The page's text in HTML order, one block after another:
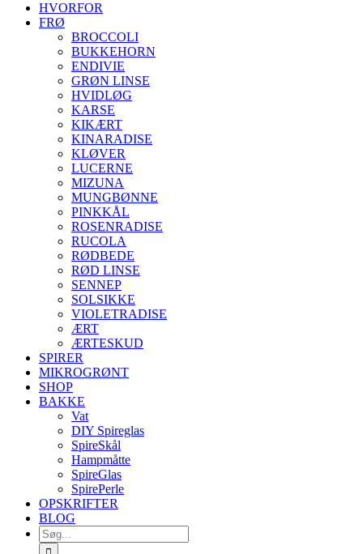
HVORFOR
FRØ
BROCCOLI
BUKKEHORN
ENDIVIE
GRØN LINSE
HVIDLØG
KARSE
KIKÆRT
KINARADISE
KLØVER
LUCERNE
MIZUNA
MUNGBØNNE
PINKKÅL
ROSENRADISE
RUCOLA
RØDBEDE
RØD LINSE
SENNEP
SOLSIKKE
VIOLETRADISE
ÆRT
ÆRTESKUD
SPIRER
MIKROGRØNT
SHOP
BAKKE
Vat
DIY Spireglas
SpireSkål
Hampmåtte
SpireGlas
SpirePerle
OPSKRIFTER
BLOG
Søg
efter: